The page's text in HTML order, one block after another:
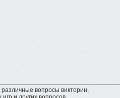
вопросы викторин,